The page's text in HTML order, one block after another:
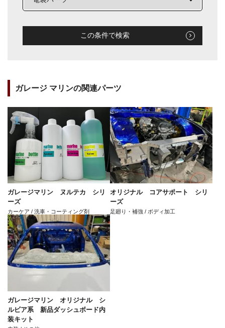
この条件で検索
ガレージ マリンの関連パーツ
ガレージマリン ヌルテカ シリ
ーズ
カーケア / 洗車・コーティング剤
オリジナル コアサポート シリ
ーズ
足廻り・補強 / ボディ加工
ガレージマリン オリジナル シ
ルビア系 新品ダッシュボード内
装キット